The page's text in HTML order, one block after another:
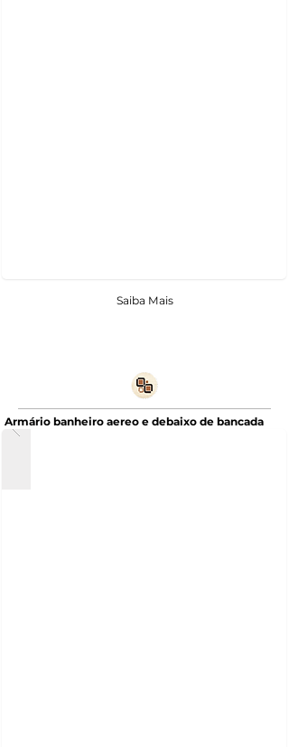
Saiba Mais
Armário banheiro aereo e debaixo de bancada